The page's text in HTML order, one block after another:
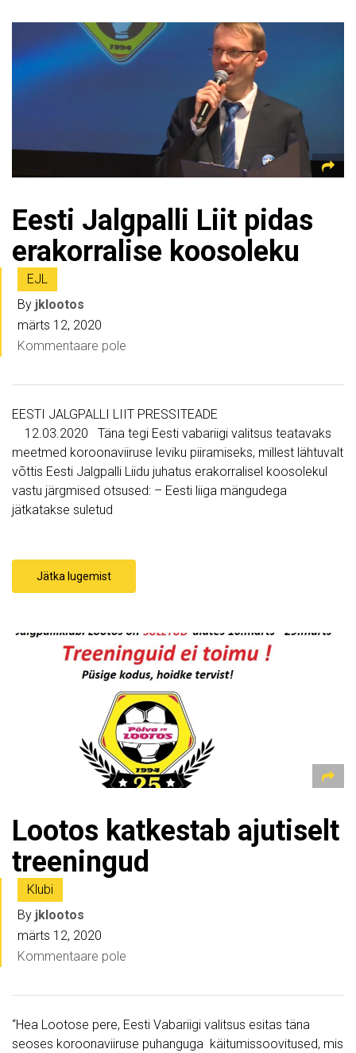
Eesti Jalgpalli Liit pidas
erakorralise koosoleku
EJL
By jklootos
märts 12, 2020
Kommentaare pole
EESTI JALGPALLI LIIT PRESSITEADE
12.03.2020 Täna tegi Eesti vabariigi valitsus teatavaks
meetmed koroonaviiruse leviku piiramiseks, millest lähtuvalt
võttis Eesti Jalgpalli Liidu juhatus erakorralisel koosolekul
vastu järgmised otsused: – Eesti liiga mängudega
jätkatakse suletud
Jätka lugemist
Lootos katkestab ajutiselt
treeningud
Klubi
By jklootos
märts 12, 2020
Kommentaare pole
“Hea Lootose pere, Eesti Vabariigi valitsus esitas täna
seoses koroonaviiruse puhanguga käitumissoovitused, mis